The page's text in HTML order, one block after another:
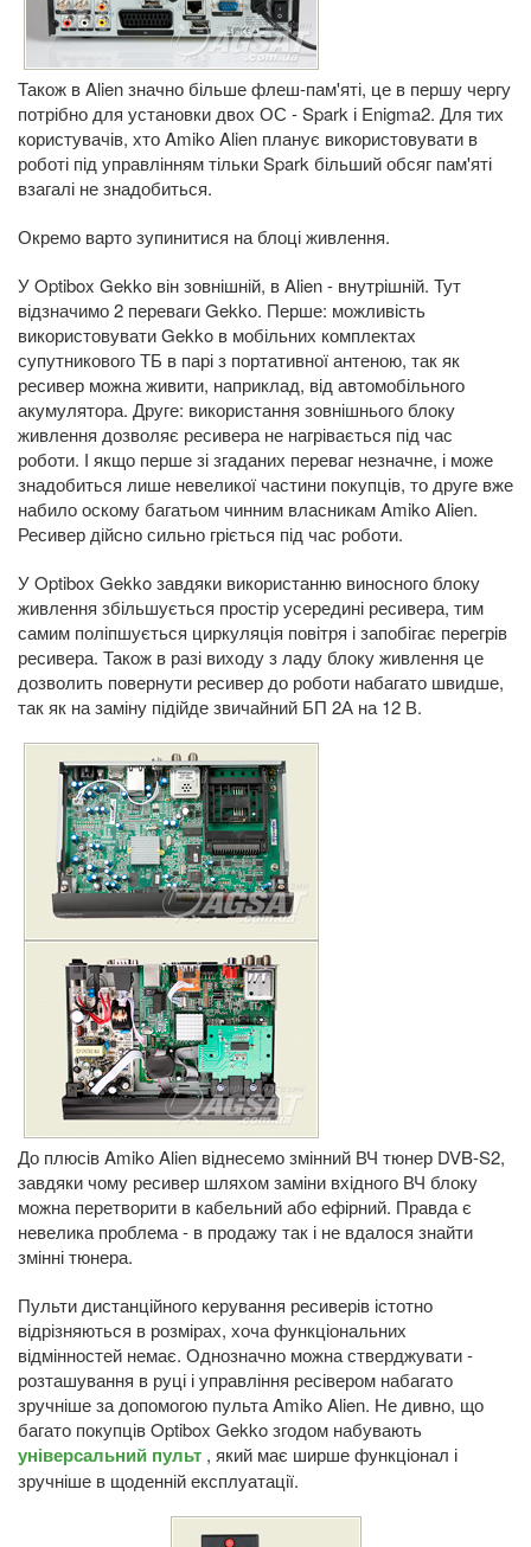
Також в Alien значно більше флеш-пам'яті, це в першу чергу
потрібно для установки двох ОС - Spark і Enigma2. Для тих
користувачів, хто Amiko Alien планує використовувати в
роботі під управлінням тільки Spark більший обсяг пам'яті
взагалі не знадобиться.
Окремо варто зупинитися на блоці живлення.
У Optibox Gekko він зовнішній, в Alien - внутрішній. Тут
відзначимо 2 переваги Gekko. Перше: можливість
використовувати Gekko в мобільних комплектах
супутникового ТБ в парі з портативної антеною, так як
ресивер можна живити, наприклад, від автомобільного
акумулятора. Друге: використання зовнішнього блоку
живлення дозволяє ресивера не нагрівається під час
роботи. І якщо перше зі згаданих переваг незначне, і може
знадобиться лише невеликої частини покупців, то друге вже
набило оскому багатьом чинним власникам Amiko Alien.
Ресивер дійсно сильно гріється під час роботи.
У Optibox Gekko завдяки використанню виносного блоку
живлення збільшується простір усередині ресивера, тим
самим поліпшується циркуляція повітря і запобігає перегрів
ресивера. Також в разі виходу з ладу блоку живлення це
дозволить повернути ресивер до роботи набагато швидше,
так як на заміну підійде звичайний БП 2А на 12 В.
До плюсів Amiko Alien віднесемо змінний ВЧ тюнер DVB-S2,
завдяки чому ресивер шляхом заміни вхідного ВЧ блоку
можна перетворити в кабельний або ефірний. Правда є
невелика проблема - в продажу так і не вдалося знайти
змінні тюнера.
Пульти дистанційного керування ресиверів істотно
відрізняються в розмірах, хоча функціональних
відмінностей немає. Однозначно можна стверджувати -
розташування в руці і управління ресівером набагато
зручніше за допомогою пульта Amiko Alien. Не дивно, що
багато покупців Optibox Gekko згодом набувають
універсальний пульт , який має ширше функціонал і
зручніше в щоденній експлуатації.